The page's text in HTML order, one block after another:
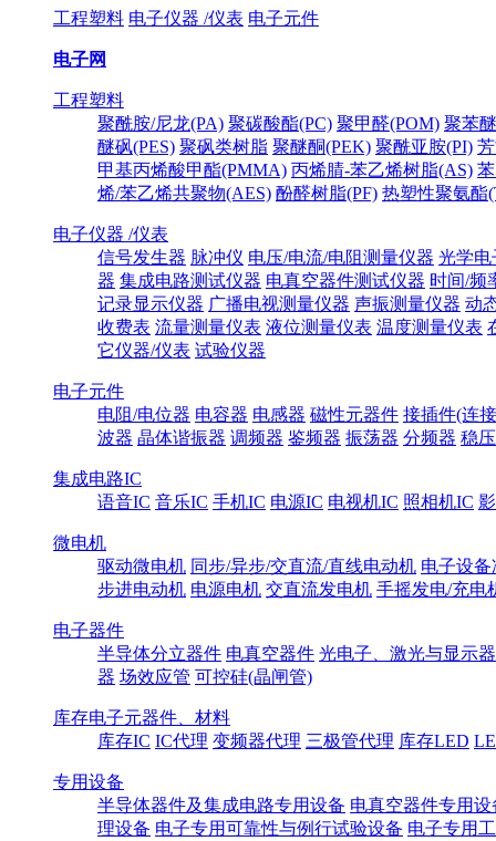
工程塑料 电子仪器 /仪表 电子元件
电子网
工程塑料
聚酰胺/尼龙(PA) 聚碳酸酯(PC) 聚甲醛(POM) 聚苯
醚砜(PES) 聚砜类树脂 聚醚酮(PEK) 聚酰亚胺(PI)
甲基丙烯酸甲酯(PMMA) 丙烯腈-苯乙烯树脂(AS)
烯/苯乙烯共聚物(AES) 酚醛树脂(PF) 热塑性聚氨酯
电子仪器 /仪表
信号发生器 脉冲仪 电压/电流/电阻测量仪器 光学电
器 集成电路测试仪器 电真空器件测试仪器 时间/频
记录显示仪器 广播电视测量仪器 声振测量仪器 动
收费表 流量测量仪表 液位测量仪表 温度测量仪表
它仪器/仪表 试验仪器
电子元件
电阻/电位器 电容器 电感器 磁性元器件 接插件(连
波器 晶体谐振器 调频器 鉴频器 振荡器 分频器 稳
集成电路IC
语音IC 音乐IC 手机IC 电源IC 电视机IC 照相机IC
微电机
驱动微电机 同步/异步/交直流/直线电动机 电子设
步进电动机 电源电机 交直流发电机 手摇发电/充电
电子器件
半导体分立器件 电真空器件 光电子、激光与显示
器 场效应管 可控硅(晶闸管)
库存电子元器件、材料
库存IC IC代理 变频器代理 三极管代理 库存LED
专用设备
半导体器件及集成电路专用设备 电真空器件专用设
理设备 电子专用可靠性与例行试验设备 电子专用